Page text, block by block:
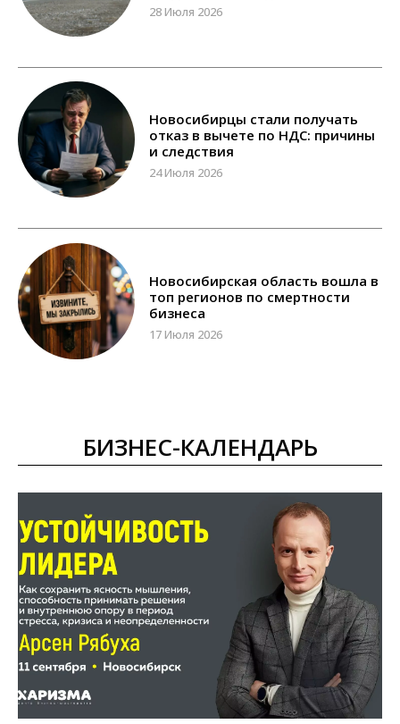
28 Июля 2026
Новосибирцы стали получать
отказ в вычете по НДС: причины
и следствия
24 Июля 2026
Новосибирская область вошла в
топ регионов по смертности
бизнеса
17 Июля 2026
БИЗНЕС-КАЛЕНДАРЬ